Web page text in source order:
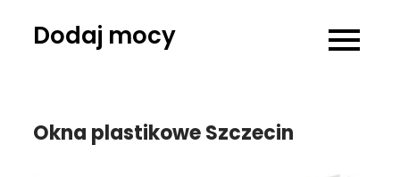
Dodaj mocy
Okna plastikowe Szczecin